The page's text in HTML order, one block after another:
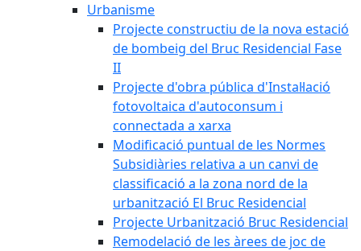
Urbanisme
Projecte constructiu de la nova estació
de bombeig del Bruc Residencial Fase
II
Projecte d'obra pública d'Instal·lació
fotovoltaica d'autoconsum i
connectada a xarxa
Modificació puntual de les Normes
Subsidiàries relativa a un canvi de
classificació a la zona nord de la
urbanització El Bruc Residencial
Projecte Urbanització Bruc Residencial
Remodelació de les àrees de joc de